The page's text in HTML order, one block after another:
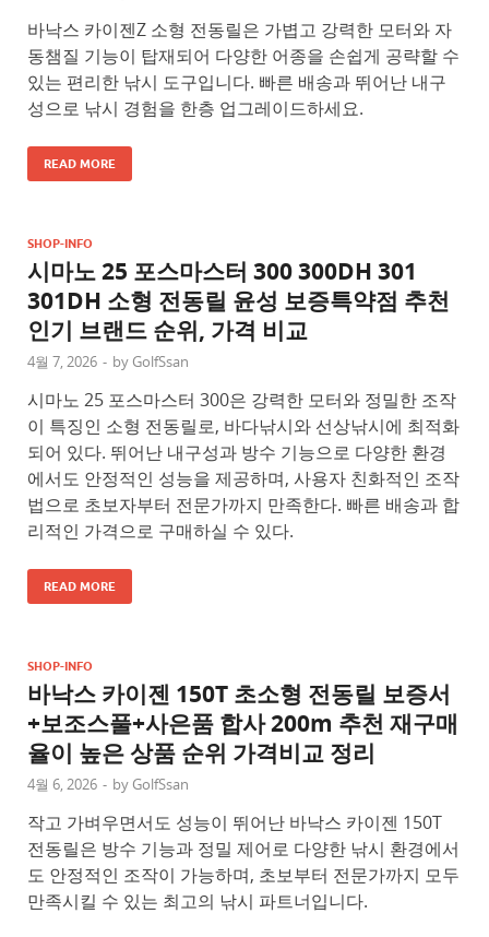
바낙스 카이젠Z 소형 전동릴은 가볍고 강력한 모터와 자
동챔질 기능이 탑재되어 다양한 어종을 손쉽게 공략할 수
있는 편리한 낚시 도구입니다. 빠른 배송과 뛰어난 내구
성으로 낚시 경험을 한층 업그레이드하세요.
READ MORE
SHOP-INFO
시마노 25 포스마스터 300 300DH 301
301DH 소형 전동릴 윤성 보증특약점 추천
인기 브랜드 순위, 가격 비교
4월 7, 2026 - by GolfSsan
시마노 25 포스마스터 300은 강력한 모터와 정밀한 조작
이 특징인 소형 전동릴로, 바다낚시와 선상낚시에 최적화
되어 있다. 뛰어난 내구성과 방수 기능으로 다양한 환경
에서도 안정적인 성능을 제공하며, 사용자 친화적인 조작
법으로 초보자부터 전문가까지 만족한다. 빠른 배송과 합
리적인 가격으로 구매하실 수 있다.
READ MORE
SHOP-INFO
바낙스 카이젠 150T 초소형 전동릴 보증서
+보조스풀+사은품 합사 200m 추천 재구매
율이 높은 상품 순위 가격비교 정리
4월 6, 2026 - by GolfSsan
작고 가벼우면서도 성능이 뛰어난 바낙스 카이젠 150T
전동릴은 방수 기능과 정밀 제어로 다양한 낚시 환경에서
도 안정적인 조작이 가능하며, 초보부터 전문가까지 모두
만족시킬 수 있는 최고의 낚시 파트너입니다.